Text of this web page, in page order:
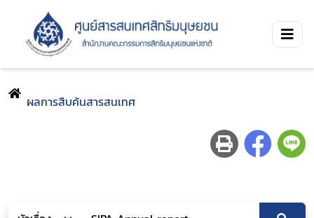
ผลการสืบค้นสารสนเทศ